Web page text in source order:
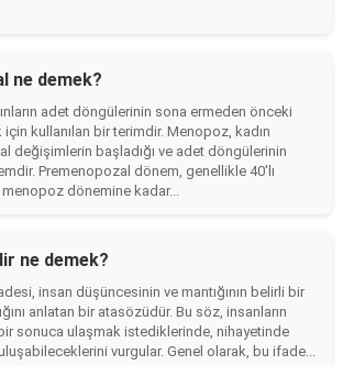
ne demek?
adet döngülerinin sona ermeden önceki
kullanılan bir terimdir. Menopoz, kadın
değişimlerin başladığı ve adet döngülerinin
Premenopozal dönem, genellikle 40'lı
menopoz dönemine kadar...
ne demek?
insan düşüncesinin ve mantığının belirli bir
anlatan bir atasözüdür. Bu söz, insanların
sonuca ulaşmak istediklerinde, nihayetinde
vurgular. Genel olarak, bu ifade...